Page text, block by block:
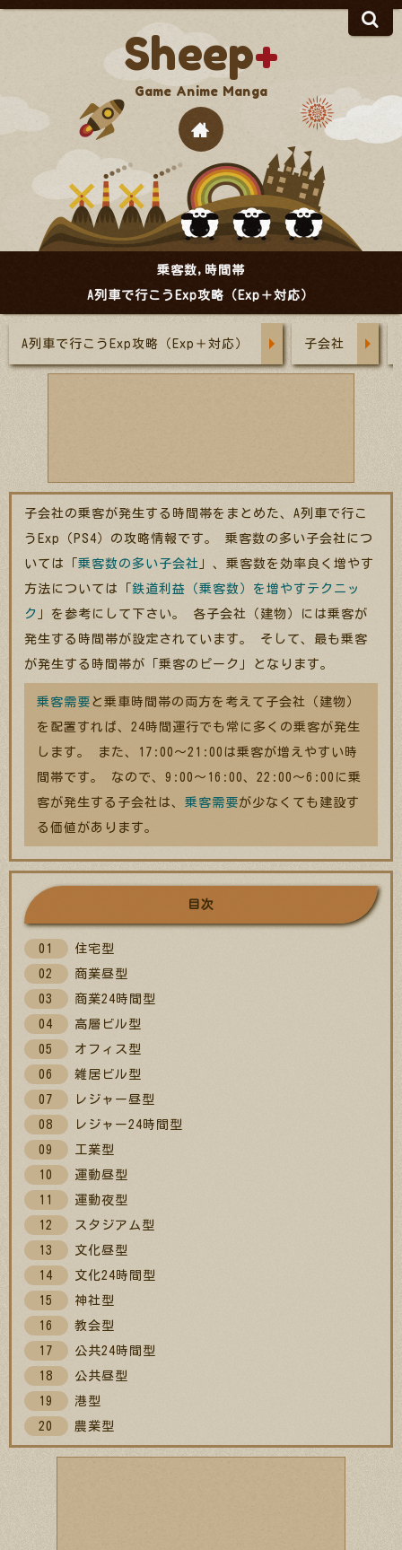
Sheep+
H
S
乗客数,時間帯
A列車で行こうExp攻略（Exp＋対応）
A列車で行こうExp攻略（Exp＋対応） 子会社
子会社の乗客が発生する時間帯をまとめた、A列車で行こ
うExp（PS4）の攻略情報です。 乗客数の多い子会社につ
いては「乗客数の多い子会社 」、乗客数を効率良く増やす
方法については「鉄道利益（乗客数）を増やすテクニッ
ク 」を参考にして下さい。 各子会社（建物）には乗客が
発生する時間帯が設定されています。 そして、最も乗客
が発生する時間帯が「乗客のピーク」となります。
乗客需要 と乗車時間帯の両方を考えて子会社（建物）
を配置すれば、24時間運行でも常に多くの乗客が発生
します。 また、17:00～21:00は乗客が増えやすい時
間帯です。 なので、9:00～16:00、22:00～6:00に乗
客が発生する子会社は、 乗客需要が少なくても建設す
る価値があります。
住宅型
商業昼型
商業24時間型
高層ビル型
オフィス型
雑居ビル型
レジャー昼型
レジャー24時間型
工業型
運動昼型
運動夜型
スタジアム型
文化昼型
文化24時間型
神社型
教会型
公共24時間型
公共昼型
港型
農業型